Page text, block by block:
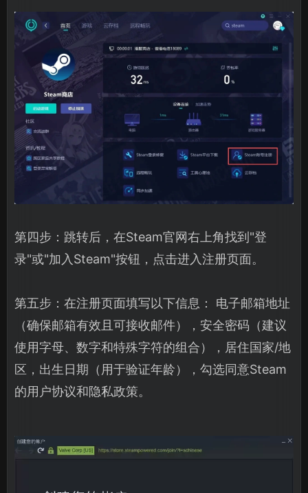
第四步：跳转后，在Steam官网右上角找到"登
录"或"加入Steam"按钮，点击进入注册页面。
第五步：在注册页面填写以下信息： 电子邮箱地址
（确保邮箱有效且可接收邮件），安全密码（建议
使用字母、数字和特殊字符的组合），居住国家/地
区，出生日期（用于验证年龄），勾选同意Steam
的用户协议和隐私政策。